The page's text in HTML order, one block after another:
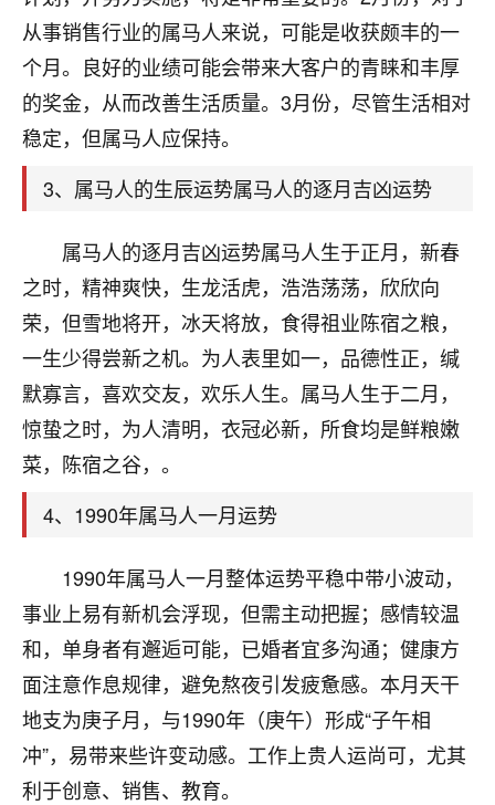
从事销售行业的属马人来说，可能是收获颇丰的一
个月。良好的业绩可能会带来大客户的青睐和丰厚
的奖金，从而改善生活质量。3月份，尽管生活相对
稳定，但属马人应保持。
3、属马人的生辰运势属马人的逐月吉凶运势
属马人的逐月吉凶运势属马人生于正月，新春
之时，精神爽快，生龙活虎，浩浩荡荡，欣欣向
荣，但雪地将开，冰天将放，食得祖业陈宿之粮，
一生少得尝新之机。为人表里如一，品德性正，缄
默寡言，喜欢交友，欢乐人生。属马人生于二月，
惊蛰之时，为人清明，衣冠必新，所食均是鲜粮嫩
菜，陈宿之谷，。
4、1990年属马人一月运势
1990年属马人一月整体运势平稳中带小波动，
事业上易有新机会浮现，但需主动把握；感情较温
和，单身者有邂逅可能，已婚者宜多沟通；健康方
面注意作息规律，避免熬夜引发疲惫感。本月天干
地支为庚子月，与1990年（庚午）形成“子午相
冲”，易带来些许变动感。工作上贵人运尚可，尤其
利于创意、销售、教育。
我是做餐饮的，这两年，生意屡屡受挫，店开一家关
一家，要么生意不好，生意好的就出事。前些年攒的
家底快败光了，真是倒霉！我也想找人看看到底怎么
回事？
鹿森：你可以找老师看看，人有时不服命不行
太阳当空赵：我也做餐饮的，生意不算大，但
址、风水、还有开业日子，哪哪都看了，虽然
大环境不好，但是我家生意还可以，前几天又
刚找老师做了补财库，希望财运更好一点！
2小时前 来自海南 18
梦醒时分
我女儿高二叛逆，大半年不上学，一说她就要死要活
的，把我们两口子愁的不行，朋友给我推荐的慧来老
师，一开始我是病急乱投医，这半年来，法事一个个
做完，我女儿跟变了个人一样，不期望她能考多好的
大学，只要能安安稳稳的把书读了，身体心理都健健
鹿森：可怜天下父母心啊！
3小时前 来自河北 16
付深
我是公司人事调整，有升迁机会，但同时竞争的我们
三个，找老师的时候是抱着侥幸心理，没想到老师看
着我晋升有望，我半信半疑的按照老师建议，做了化